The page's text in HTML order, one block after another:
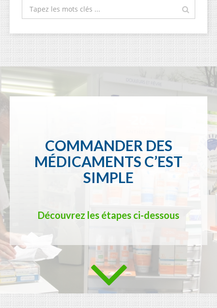
COMMANDER DES
MÉDICAMENTS C’EST
SIMPLE
Découvrez les étapes ci-dessous